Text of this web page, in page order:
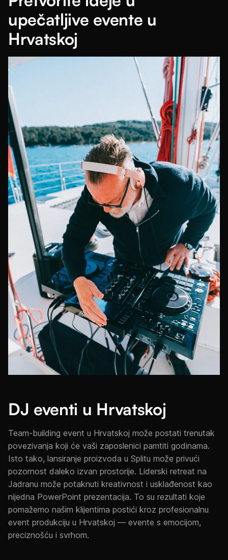
upečatljive evente u
Hrvatskoj
DJ eventi u Hrvatskoj
Team-building event u Hrvatskoj može postati trenutak
povezivanja koji će vaši zaposlenici pamtiti godinama.
Isto tako, lansiranje proizvoda u Splitu može privući
pozornost daleko izvan prostorije. Liderski retreat na
Jadranu može potaknuti kreativnost i usklađenost kao
nijedna PowerPoint prezentacija. To su rezultati koje
pomažemo našim klijentima postići kroz profesionalnu
event produkciju u Hrvatskoj — evente s emocijom,
preciznošću i svrhom.